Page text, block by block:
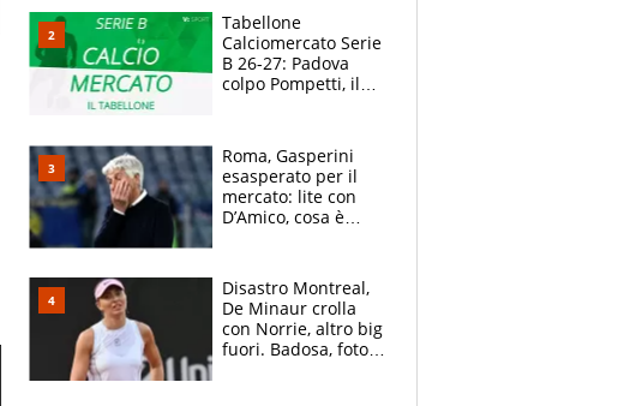
polemiche
Tabellone
Calciomercato Serie
B 26-27: Padova
colpo Pompetti, il
Roma, Gasperini
esasperato per il
mercato: lite con
D’Amico, cosa è
Disastro Montreal,
De Minaur crolla
con Norrie, altro big
fuori. Badosa, foto